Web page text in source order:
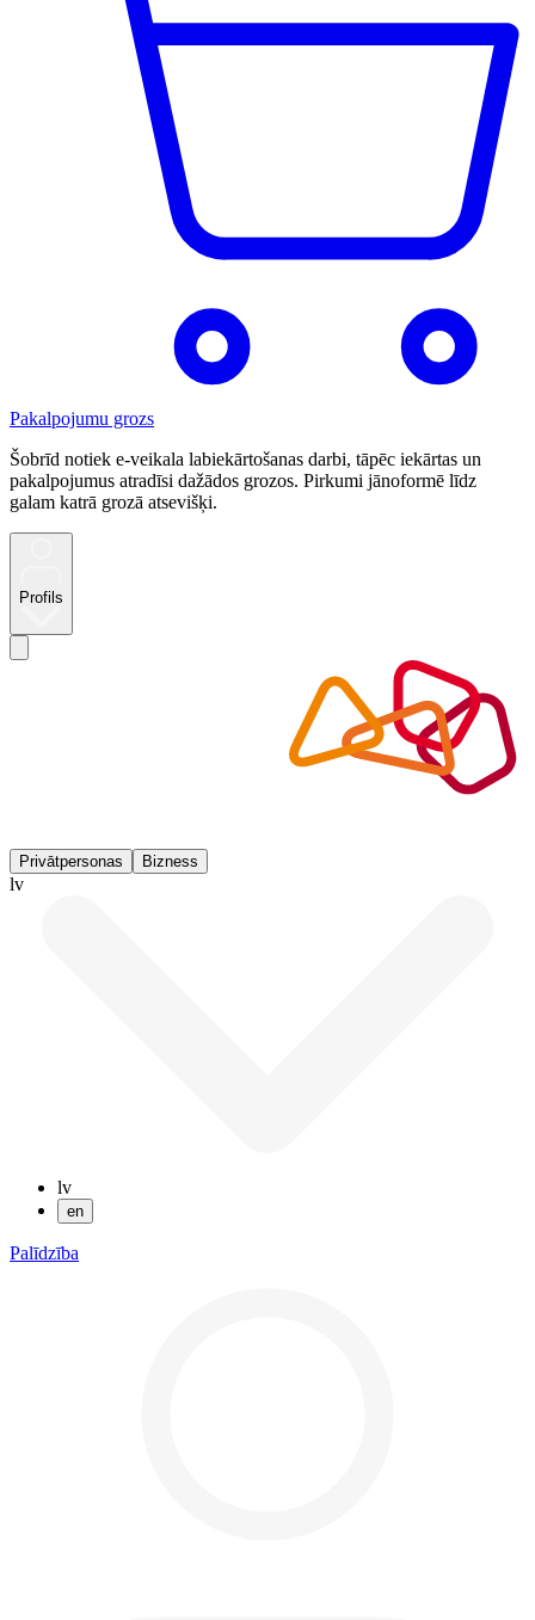
Pakalpojumu grozs
Šobrīd notiek e-veikala labiekārtošanas darbi, tāpēc iekārtas un
pakalpojumus atradīsi dažādos grozos. Pirkumi jānoformē līdz
galam katrā grozā atsevišķi.
Profils
Privātpersonas Bizness
lv
lv
en
Palīdzība